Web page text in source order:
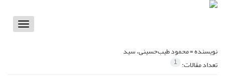
Toggle
نویسنده =محمود طیب‌حسینی، سید
تعداد مقالات: 1